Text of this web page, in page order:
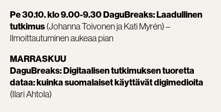
Pe 30.10. klo 9.00-9.30 DaguBreaks: Laadullinen
tutkimus(Johanna Toivonen ja Kati Myrén) –
Ilmoittautuminen aukeaa pian
MARRASKUU
DaguBreaks: Digitaalisen tutkimuksen tuoretta
dataa: kuinka suomalaiset käyttävät digimedioita
(Ilari Ahtola)